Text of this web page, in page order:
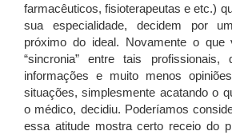
farmacêuticos, fisioterapeutas e etc.)
sua especialidade, decidem por
próximo do ideal. Novamente o
“sincronia” entre tais profissionais,
informações e muito menos
situações, simplesmente acatando o
o médico, decidiu. Poderíamos
essa atitude mostra certo receio do